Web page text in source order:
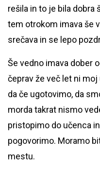
rešila in to je bila dobra
tem otrokom imava še
srečava in se lepo
Še vedno imava dober
čeprav že več let ni
da če ugotovimo, da
morda takrat nismo
pristopimo do učenca
pogovorimo. Moramo
mestu.